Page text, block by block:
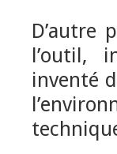
D’autre
l’outil,
inventé